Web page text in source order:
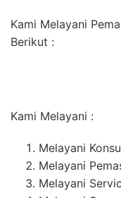
Kami Melayani
Berikut :
Kami Melayani :
Melayani
Melayani
Melayani